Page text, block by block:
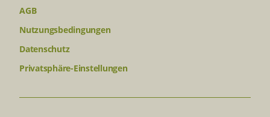
AGB
Nutzungsbedingungen
Datenschutz
Privatsphäre-Einstellungen